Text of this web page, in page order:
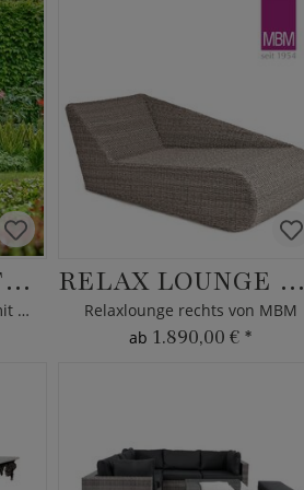
HARRIETT GARTENBANK
Gartenbank aus Teakholz mit Armlehnen
RELAX LOUNGE TWIST RECHTS
Relaxlounge rechts von MBM
ab 1.890,00 € *